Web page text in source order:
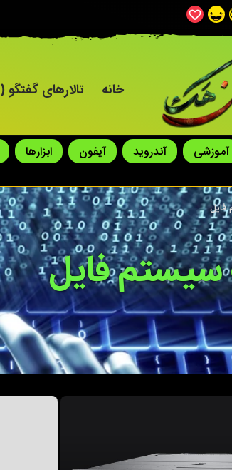
خانه تالارهای گفتگو ( Hack Forum )
آموزشی آندروید آیفون ابزارها
فایل
فایل